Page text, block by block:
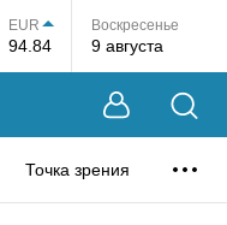
EUR
94.84
Воскресенье
9 августа
Точка зрения